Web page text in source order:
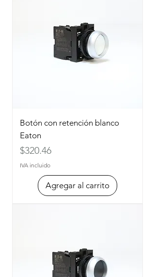
Botón con retención blanco
Eaton
Precio
$320.46
IVA incluido
Agregar al carrito